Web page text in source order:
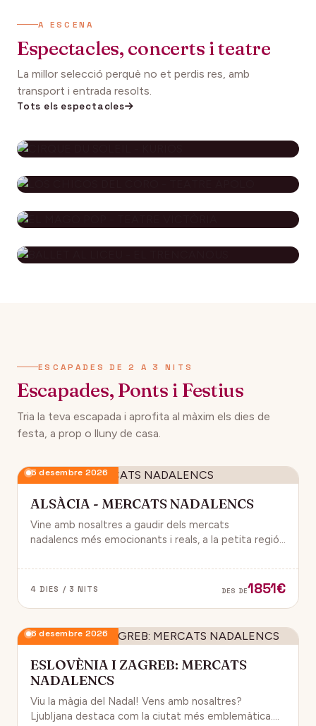
A ESCENA
Espectacles, concerts i teatre
La millor selecció perquè no et perdis res, amb
transport i entrada resolts.
Tots els espectacles
CIRQUE DU SOLEIL - KURIOS
LOS CHICOS DEL CORO - TEATRE
APOLO
EL MAGO POP - TEATRE
VICTÒRIA
ESCAPADES DE 2 A 3 NITS
Escapades, Ponts i Festius
Tria la teva escapada i aprofita al màxim els dies de
festa, a prop o lluny de casa.
5 desembre 2026
ALSÀCIA - MERCATS NADALENCS
Vine amb nosaltres a gaudir dels mercats
nadalencs més emocionants i reals, a la petita regió
4 DIES / 3 NITS DES DE1851€
6 desembre 2026
ESLOVÈNIA I ZAGREB: MERCATS
NADALENCS
Viu la màgia del Nadal! Vens amb nosaltres?
Ljubljana destaca com la ciutat més emblemàtica.